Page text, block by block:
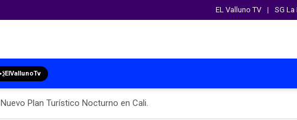
EL Valluno TV SG La
ElVallunoTv
Nuevo Plan Turístico Nocturno en Cali.